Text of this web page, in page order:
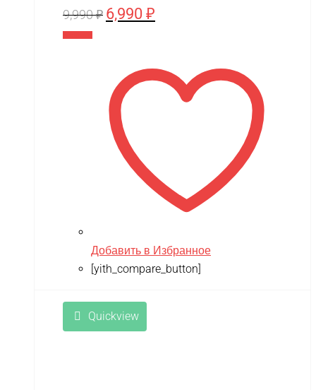
9,990₽ Первоначальная
9,990 ₽.
6,990 ₽
Добавить в Избранное
[yith_compare_button]
Quickview